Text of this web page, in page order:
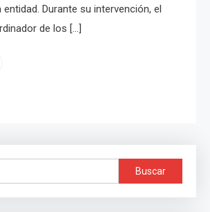
entidad. Durante su intervención, el
de los […]
Buscar: